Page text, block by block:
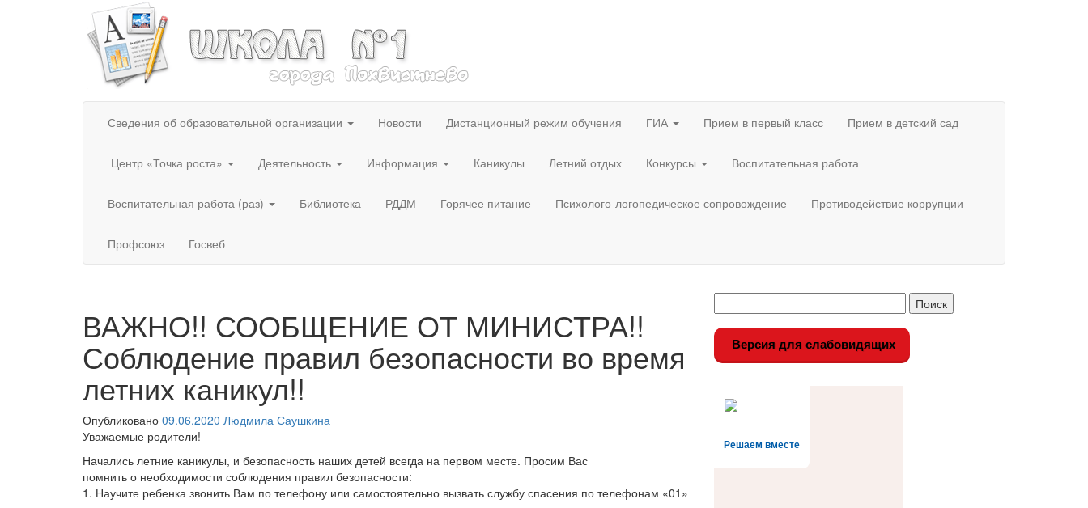
Сведения об образовательной организации Новости Дистанционный режим обучения ГИА Прием в первый класс Прием в детский сад
Центр «Точка роста» Деятельность Информация Каникулы Летний отдых Конкурсы Воспитательная работа
Воспитательная работа (раз) Библиотека РДДМ Горячее питание Психолого-логопедическое сопровождение Противодействие коррупции
Профсоюз Госвеб
ВАЖНО!! СООБЩЕНИЕ ОТ МИНИСТРА!!
Соблюдение правил безопасности во время
летних каникул!!
Опубликовано 09.06.2020 Людмила Саушкина
Уважаемые родители!
Начались летние каникулы, и безопасность наших детей всегда на первом месте. Просим Вас
помнить о необходимости соблюдения правил безопасности:
1. Научите ребенка звонить Вам по телефону или самостоятельно вызвать службу спасения по телефонам «01»
Версия для слабовидящих
Решаем вместе